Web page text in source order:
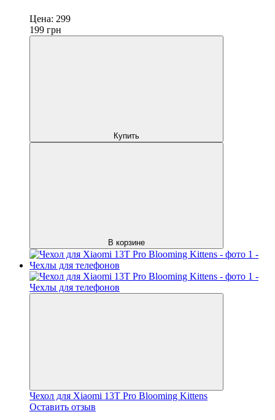
Цена: 299
199 грн
Купить
В корзине
Чехол для Xiaomi 13T Pro Blooming Kittens
Оставить отзыв